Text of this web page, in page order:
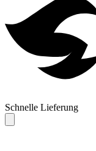
Schnelle Lieferung